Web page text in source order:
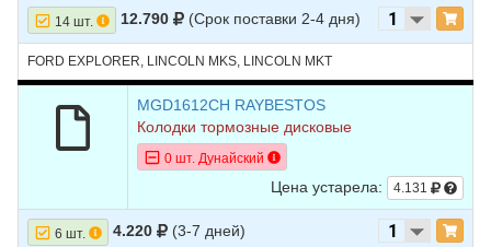
Turbocharged
30 LINCOLN MKT 2017 V6 3.7L
31 LINCOLN MKT 2016
L4 2.0L TURBO -
Turbocharged
MKT 2016
V6 3.5L TURBO -
Turbocharged
V6 3.7L
34 LINCOLN MKT 2015
14 шт. 12.790 (Срок поставки 2-4 дня)
FORD EXPLORER, LINCOLN MKS, LINCOLN MKT
MGD1612CH RAYBESTOS
Колодки тормозные дисковые
0 шт. Дунайский
Цена устарела: 4.131
6 шт. 4.220 (3-7 дней)